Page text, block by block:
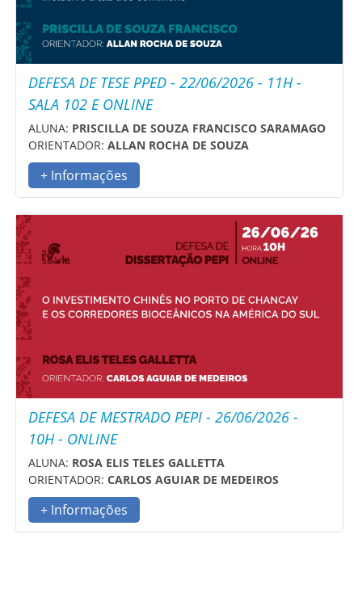
DEFESA DE TESE PPED - 22/06/2026 - 11H -
SALA 102 E ONLINE
ALUNA: PRISCILLA DE SOUZA FRANCISCO SARAMAGO
ORIENTADOR: ALLAN ROCHA DE SOUZA
+ Informações
DEFESA DE MESTRADO PEPI - 26/06/2026 -
10H - ONLINE
ALUNA: ROSA ELIS TELES GALLETTA
ORIENTADOR: CARLOS AGUIAR DE MEDEIROS
+ Informações